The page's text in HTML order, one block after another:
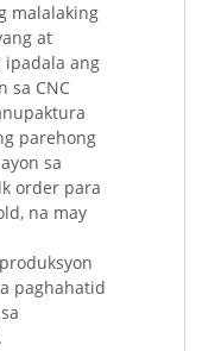
malalaking
at
ipadala ang
sa CNC
parehong
sa
order para
na may
paghahatid